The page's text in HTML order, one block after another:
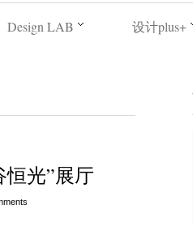
Design LAB 设计plus+
恒光”展厅